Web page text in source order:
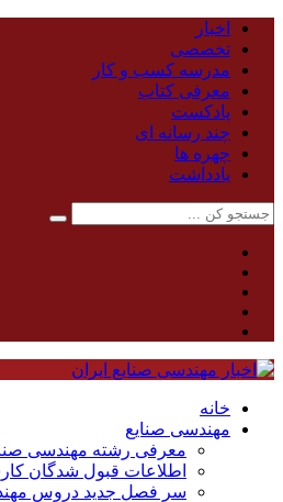
اخبار
تخصصی
مدرسه کسب و کار
معرفی کتاب
پادکست
چند رسانه ای
چهره ها
یادداشت
خانه
مهندسی صنایع
معرفی رشته مهندسی
اطلاعات قبول شدگان
سر فصل جدید دروس